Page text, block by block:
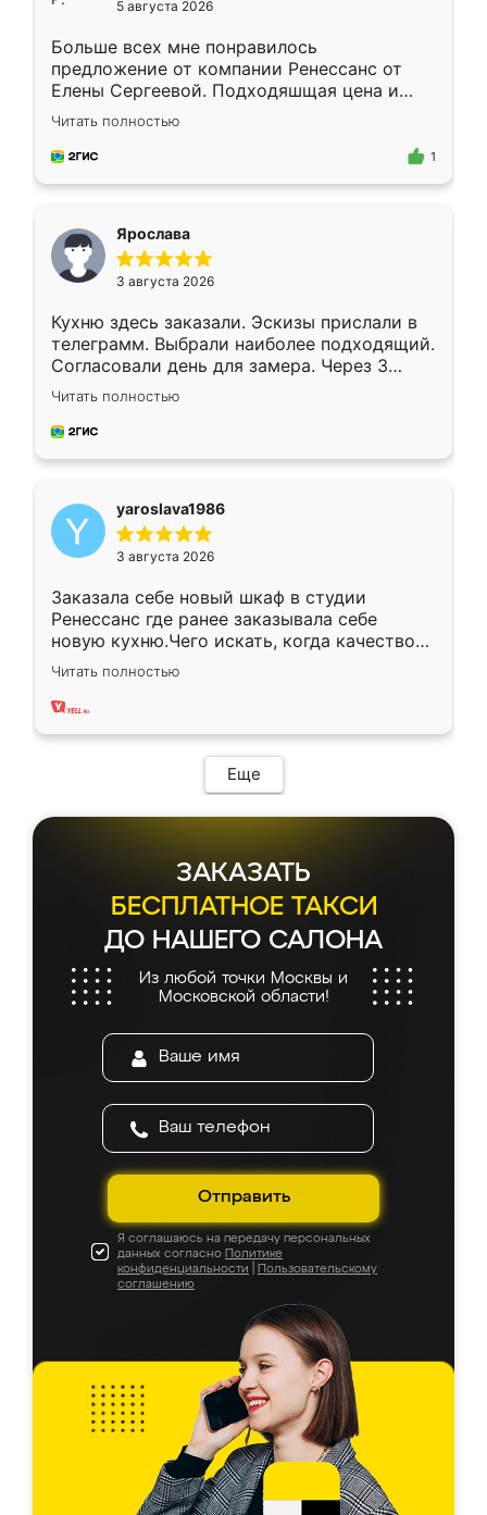
5 августа 2026
Больше всех мне понравилось
предложение от компании Ренессанс от
Елены Сергеевой. Подходяшщая цена и
короткие сроки изготовления. Приехавший
для замера сотрудник Владислав
предложил по моему эскизу самый
Читать полностью
1
Ярослава
3 августа 2026
Кухню здесь заказали. Эскизы прислали в
телеграмм. Выбрали наиболее подходящий.
Согласовали день для замера. Через 3
недели кухня была уже готова. Остались
довольны работой. Спасибо Ренессанс
мебель за качественную работу!
Читать полностью
yaroslava1986
3 августа 2026
Заказала себе новый шкаф в студии
Ренессанс где ранее заказывала себе
новую кухню.Чего искать, когда качеством
вполне довольна. Служит кухня уже почти
два года, нареканий нет.
Читать полностью
Еще
ЗАКАЗАТЬ
БЕСПЛАТНОЕ ТАКСИ
ДО НАШЕГО САЛОНА
Из любой точки Москвы и
Московской области!
Отправить
Я соглашаюсь на передачу персональных
данных согласно Политике
конфиденциальности
Пользовательскому
соглашению